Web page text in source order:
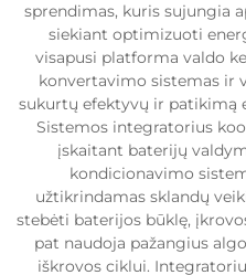
sprendimas, kuris sujungia
siekiant optimizuoti
visapusi platforma valdo
konvertavimo sistemas ir
sukurtų efektyvų ir patikimą
Sistemos integratorius
įskaitant baterijų
kondicionavimo
užtikrindamas sklandų
stebėti baterijos būklę,
pat naudoja pažangius
iškrovos ciklui.